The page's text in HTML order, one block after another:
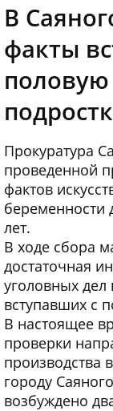
В
факты
половую
Прокуратура
проведенной
фактов
беременности
лет.
В ходе сбора
достаточная
уголовных
вступавших с
В настоящее
проверки
производства
городу
возбуждено